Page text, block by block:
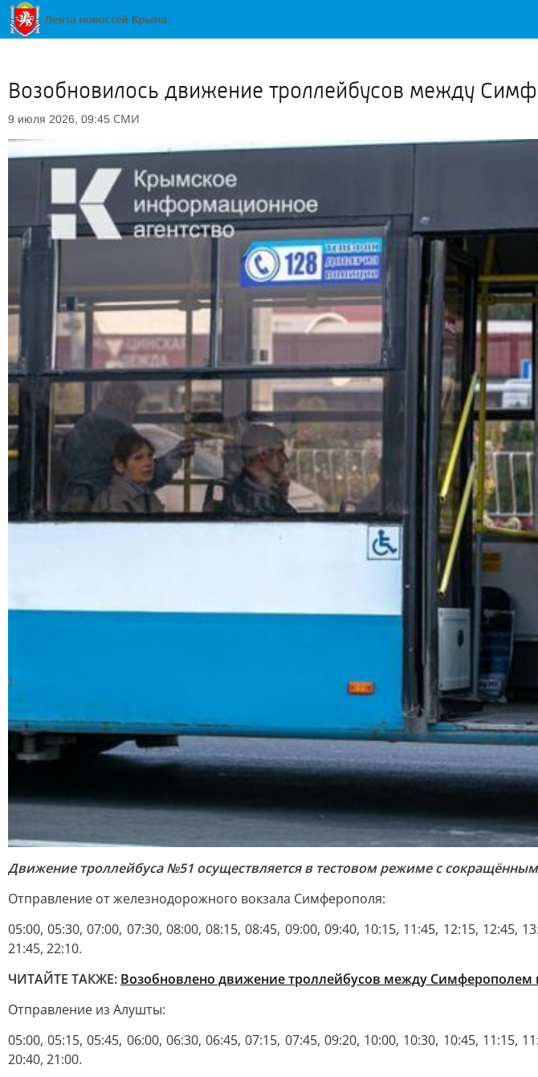
Возобновилось движение троллейбусов между
9 июля 2026, 09:45 СМИ
Движение троллейбуса №51 осуществляется в тестовом режиме с
Отправление от железнодорожного вокзала Симферополя:
05:00, 05:30, 07:00, 07:30, 08:00, 08:15, 08:45, 09:00, 09:40, 10:15, 11:45, 12:15, 12:45,
21:45, 22:10.
ЧИТАЙТЕ ТАКЖЕ: Возобновлено движение троллейбусов между
Отправление из Алушты:
05:00, 05:15, 05:45, 06:00, 06:30, 06:45, 07:15, 07:45, 09:20, 10:00, 10:30, 10:45, 11:15,
20:40, 21:00.